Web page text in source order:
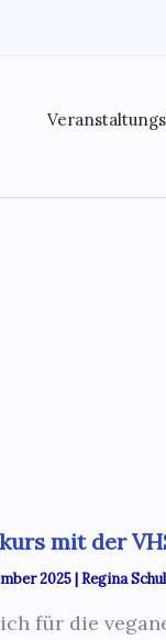
mit der
2025|Regina
für die